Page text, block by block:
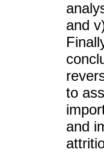
and
to
and